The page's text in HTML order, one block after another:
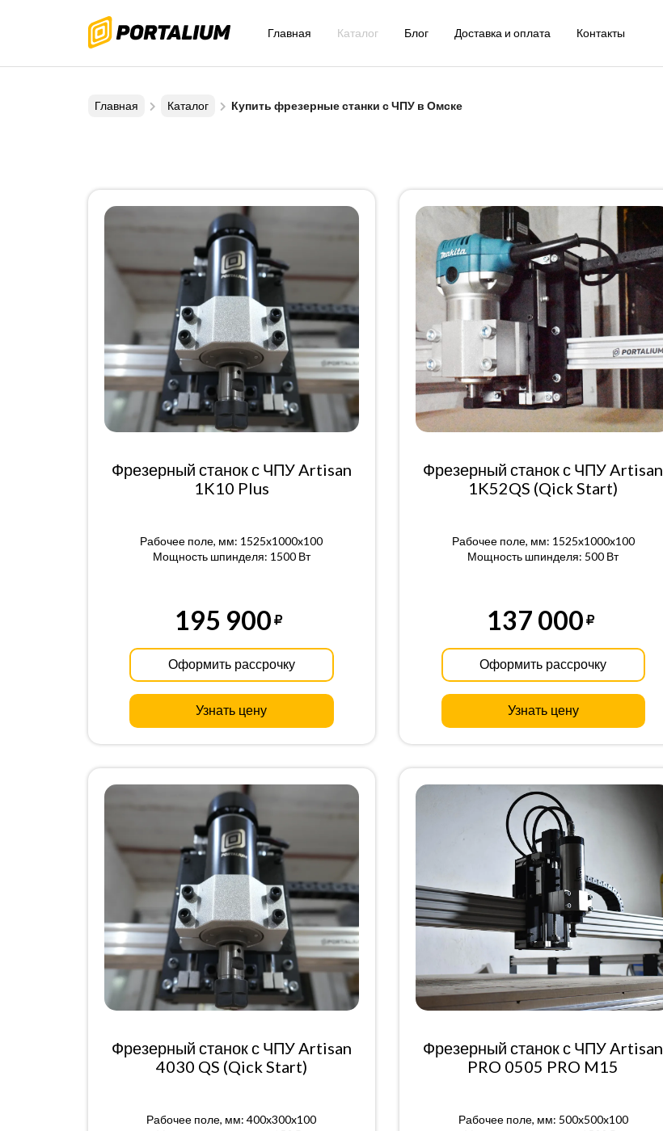
Главная Каталог Блог Доставка и оплата Контакты
Главная Каталог Купить фрезерные станки с ЧПУ в Омске
Фрезерный станок с ЧПУ Artisan
1K10 Plus
Рабочее поле, мм: 1525x1000x100
Мощность шпинделя: 1500 Вт
195 900
Оформить рассрочку
Узнать цену
Фрезерный станок с ЧПУ Artisan
1K52QS (Qick Start)
Рабочее поле, мм: 1525x1000x100
Мощность шпинделя: 500 Вт
137 000
Оформить рассрочку
Узнать цену
Фрезерный станок с ЧПУ Artisan
4030 QS (Qick Start)
Рабочее поле, мм: 400x300x100
Фрезерный станок с ЧПУ Artisan
PRO 0505 PRO M15
Рабочее поле, мм: 500x500x100